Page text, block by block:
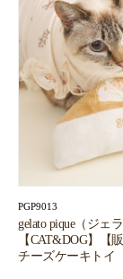
PGP9013
gelato pique（ジェ
【CAT&DOG】【
チーズケーキトイ